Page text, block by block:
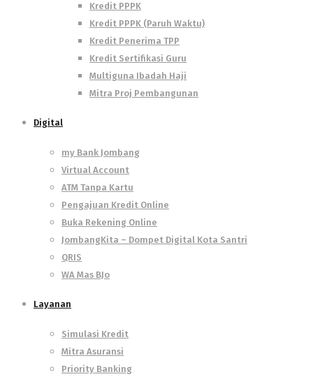
Kredit PPPK
Kredit PPPK (Paruh Waktu)
Kredit Penerima TPP
Kredit Sertifikasi Guru
Multiguna Ibadah Haji
Mitra Proj Pembangunan
Digital
my Bank Jombang
Virtual Account
ATM Tanpa Kartu
Pengajuan Kredit Online
Buka Rekening Online
JombangKita – Dompet Digital Kota Santri
QRIS
WA Mas BJo
Layanan
Simulasi Kredit
Mitra Asuransi
Priority Banking